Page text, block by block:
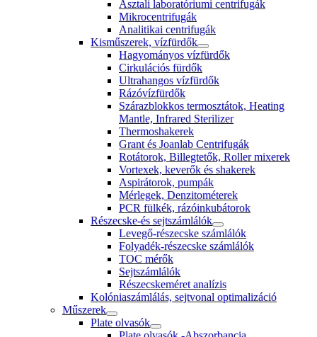
Asztali laboratóriumi centrifugák
Mikrocentrifugák
Analitikai centrifugák
Kisműszerek, vízfürdők
Hagyományos vízfürdők
Cirkulációs fürdők
Ultrahangos vízfürdők
Rázóvízfürdők
Szárazblokkos termosztátok, Heating
Mantle, Infrared Sterilizer
Thermoshakerek
Grant és Joanlab Centrifugák
Rotátorok, Billegtetők, Roller mixerek
Vortexek, keverők és shakerek
Aspirátorok, pumpák
Mérlegek, Denzitométerek
PCR fülkék, rázóinkubátorok
Részecske-és sejtszámlálók
Levegő-részecske számlálók
Folyadék-részecske számlálók
TOC mérők
Sejtszámlálók
Részecskeméret analízis
Kolóniaszámlálás, sejtvonal optimalizáció
Műszerek
Plate olvasók